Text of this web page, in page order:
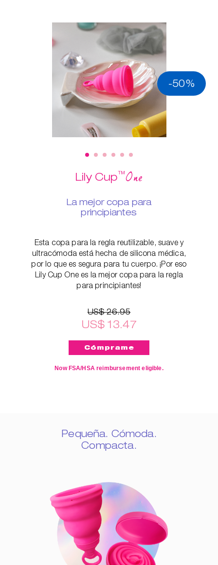
-50%
Lily Cup™One
La mejor copa para
principiantes
Esta copa para la regla reutilizable, suave y
ultracómoda está hecha de silicona médica,
por lo que es segura para tu cuerpo. ¡Por eso
Lily Cup One es la mejor copa para la regla
para principiantes!
US$ 26.95
US$ 13.47
Now FSA/HSA reimbursement eligible.
Pequeña. Cómoda.
Compacta.